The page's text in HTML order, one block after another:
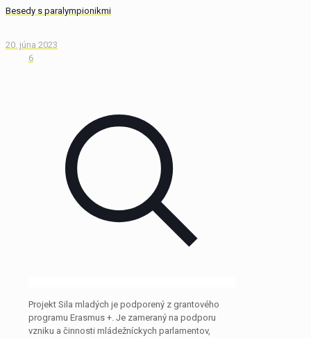
Besedy s paralympionikmi
20. júna 2023
6
Projekt Sila mladých je podporený z grantového
programu Erasmus +. Je zameraný na podporu
vzniku a činnosti mládežníckych parlamentov,